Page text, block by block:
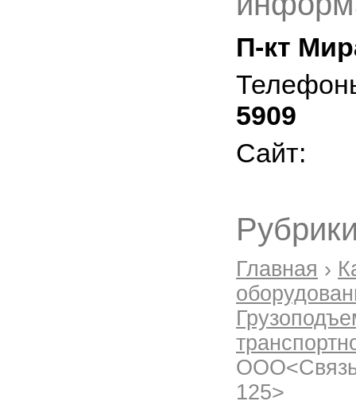
П-кт
5909
Сайт:
Главная ›
125>